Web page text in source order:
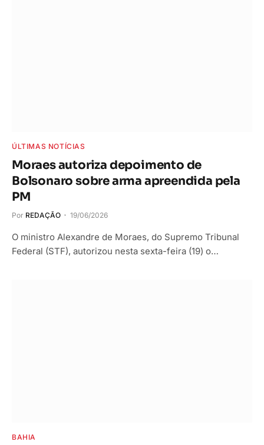
ÚLTIMAS NOTÍCIAS
Moraes autoriza depoimento de
Bolsonaro sobre arma apreendida pela
PM
Por REDAÇÃO 19/06/2026
O ministro Alexandre de Moraes, do Supremo Tribunal
Federal (STF), autorizou nesta sexta-feira (19) o…
BAHIA